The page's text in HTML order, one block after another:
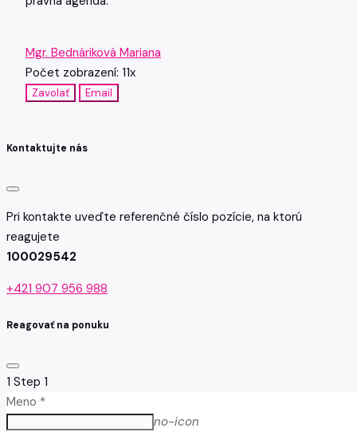
Mgr. Bednáriková Mariana
Počet zobrazení: 11x
Zavolať Email
Kontaktujte nás
Pri kontakte uveďte referenčné číslo pozície, na ktorú
reagujete
100029542
+421 907 956 988
Reagovať na ponuku
1 Step 1
Meno *
no-icon